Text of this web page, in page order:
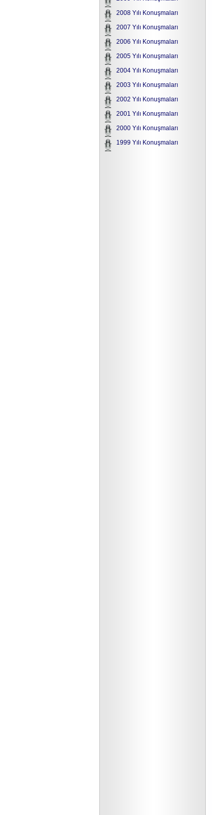
2008 Yılı Konuşmaları
2007 Yılı Konuşmaları
2006 Yılı Konuşmaları
2005 Yılı Konuşmaları
2004 Yılı Konuşmaları
2003 Yılı Konuşmaları
2002 Yılı Konuşmaları
2001 Yılı Konuşmaları
2000 Yılı Konuşmaları
1999 Yılı Konuşmaları